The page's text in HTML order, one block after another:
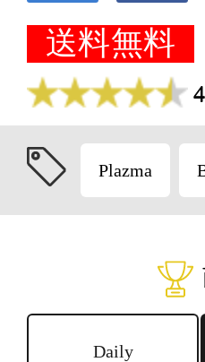
送料無料
Plazma
Daily